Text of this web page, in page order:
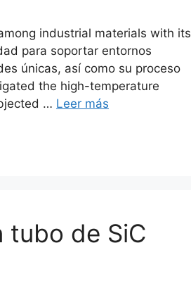
industrial materials with its
para soportar entornos
únicas, así como su proceso
the high-temperature
… Leer más
tubo de SiC